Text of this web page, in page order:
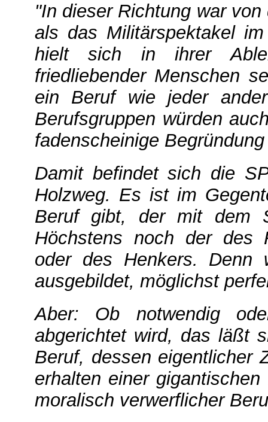
"In dieser Richtung war
als das Militärspektakel
hielt sich in ihrer
friedliebender Menschen
ein Beruf wie jeder
Berufsgruppen würden
fadenscheinige
Damit befindet sich die
Holzweg. Es ist im
Beruf gibt, der mit dem
Höchstens noch der des
oder des Henkers.
ausgebildet, möglichst
Aber: Ob notwendig
abgerichtet wird, das läßt
Beruf, dessen eigentlicher
erhalten einer
moralisch verwerflicher